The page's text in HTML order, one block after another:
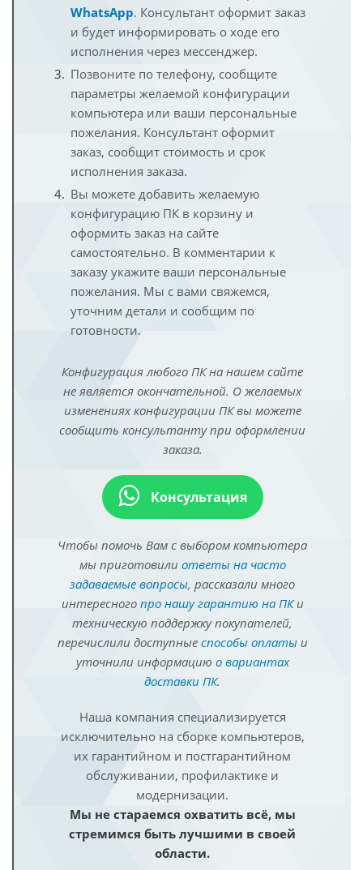
WhatsApp. Консультант оформит заказ
и будет информировать о ходе его
исполнения через мессенджер.
Позвоните по телефону, сообщите
параметры желаемой конфигурации
компьютера или ваши персональные
пожелания. Консультант оформит
заказ, сообщит стоимость и срок
исполнения заказа.
Вы можете добавить желаемую
конфигурацию ПК в корзину и
оформить заказ на сайте
самостоятельно. В комментарии к
заказу укажите ваши персональные
пожелания. Мы с вами свяжемся,
уточним детали и сообщим по
готовности.
Конфигурация любого ПК на нашем сайте
не является окончательной. О желаемых
изменениях конфигурации ПК вы можете
сообщить консультанту при оформлении
заказа.
Консультация
Чтобы помочь Вам с выбором компьютера
мы приготовили ответы на часто
задаваемые вопросы, рассказали много
интересного про нашу гарантию на ПКи
техническую поддержку покупателей,
перечислили доступные способы оплатыи
уточнили информацию о вариантах
доставки ПК.
Наша компания специализируется
исключительно на сборке компьютеров,
их гарантийном и постгарантийном
обслуживании, профилактике и
модернизации.
Мы не стараемся охватить всё, мы
стремимся быть лучшими в своей
области.